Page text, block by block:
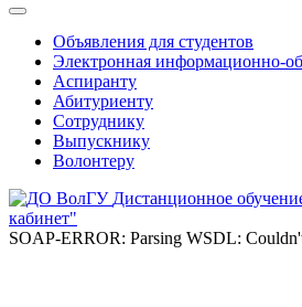
Объявления для студентов
Электронная информационно-
Аспиранту
Абитуриенту
Сотруднику
Выпускнику
Волонтеру
Дистанционное
кабинет"
SOAP-ERROR: Parsing WSDL: